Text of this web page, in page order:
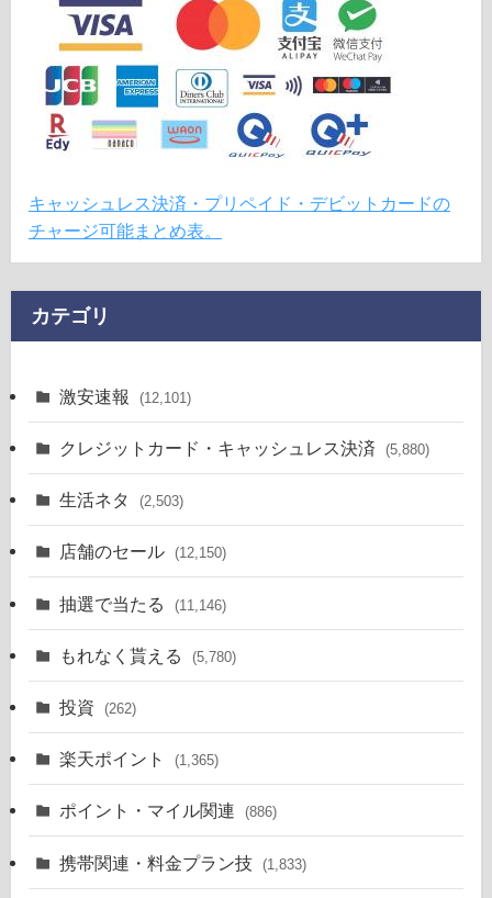
キャッシュレス決済・プリペイド・デビットカードの
チャージ可能まとめ表。
カテゴリ
激安速報 (12,101)
クレジットカード・キャッシュレス決済 (5,880)
生活ネタ (2,503)
店舗のセール (12,150)
抽選で当たる (11,146)
もれなく貰える (5,780)
投資 (262)
楽天ポイント (1,365)
ポイント・マイル関連 (886)
携帯関連・料金プラン技 (1,833)